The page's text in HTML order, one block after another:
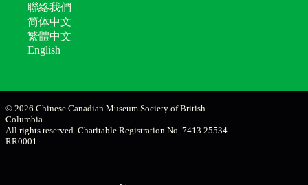
聯絡我們
简体中文
繁體中文
English
© 2026 Chinese Canadian Museum Society of British
Columbia.
All rights reserved. Charitable Registration No. 7413 25534
RR0001